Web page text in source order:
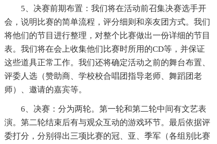
5、决赛前期布置：我们将在活动前召集决赛选手开
会，说明比赛的简单流程，评分细则和亲友团方式。我们
将他们的节目进行整理，对整个比赛做出一份详细的节目
表。我们将在会上收集他们比赛时所用的CD等，并保证
这些道具正常工作。我们还将确定活动之前的舞台布置、
评委人选（赞助商、学校校合唱团指导老师、舞蹈团老
师）、邀请的嘉宾等。
6、决赛：分为两轮。第一轮和第二轮中间有文艺表
演。第二轮结束后有与观众互动的游戏环节。最后依据评
委打分，分别得出三项比赛的冠、亚、季军（各组别比赛